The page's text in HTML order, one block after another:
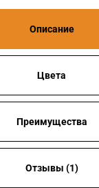
Описание
Цвета
Преимущества
Отзывы (1)